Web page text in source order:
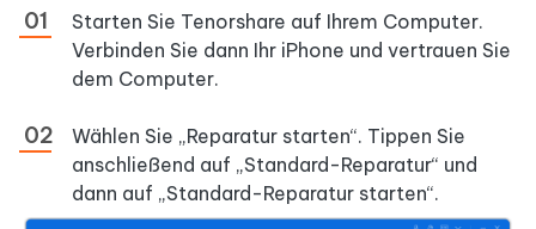
Starten Sie Tenorshare auf Ihrem Computer.
Verbinden Sie dann Ihr iPhone und vertrauen Sie
dem Computer.
Wählen Sie „Reparatur starten“. Tippen Sie
anschließend auf „Standard-Reparatur“ und
dann auf „Standard-Reparatur starten“.